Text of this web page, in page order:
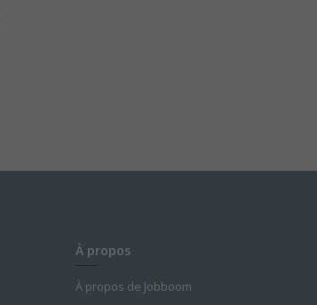
À propos
À propos de Jobboom